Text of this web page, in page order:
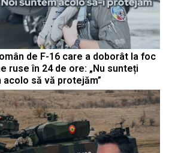
de F-16 care a doborât la foc
ruse în 24 de ore: „Nu sunteți
să vă protejăm”